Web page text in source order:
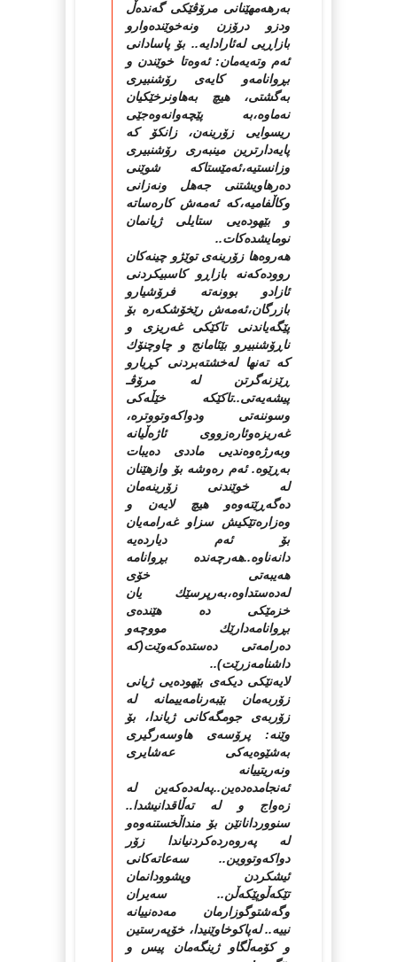
به‌رهه‌مهێنانی مرۆڤێكی گه‌نده‌ڵ
ودزو درۆزن ونه‌خوێنده‌وارو
بازاڕیی له‌ئارادایه‌.. بۆ پاسادانی
ئه‌م وته‌یه‌مان: ئه‌وه‌تا خوێندن و
بڕوانامه‌و كایه‌ی رۆشنبیری
به‌گشتی، هیچ به‌هاونرخێكیان
نه‌ماوه‌،به‌ پێچه‌وانه‌وه‌جێی
ریسوایی زۆرینه‌ن، زانكۆ كه‌
پایه‌دارترین مینبه‌ری رۆشنبیری
وزانستیه‌،ئه‌مێستاكه‌ شوێنی
ده‌رهاویشتنی جه‌هل ونه‌زانی
وكاڵفامیه‌،كه‌ ئه‌مه‌ش كاره‌ساته‌
و بێهوده‌یی ستایلی ژیانمان
نومایشده‌كات..
هه‌روه‌ها زۆرینه‌ی توێژو چینه‌كان
رووده‌كه‌نه‌ بازاڕو كاسبیكردنی
ئازادو بوونه‌ته‌ فرۆشیارو
بازرگان،ئه‌مه‌ش رێخۆشكه‌ره‌ بۆ
پێگه‌یاندنی تاكێكی غه‌ریزی و
ناڕۆشنبیرو بێئامانج و چاوچنۆك
كه‌ ته‌نها له‌خشته‌بردنی كڕیارو
ڕێزنه‌گرتن له‌ مرۆڤـ
پیشه‌یه‌تی..تاكێكه‌ خێڵه‌كی
وسوننه‌تی ودواكه‌وتووتره‌،
غه‌ریزه‌وئاره‌زووی ئاژه‌ڵیانه‌
وبه‌رژه‌وه‌ندیی ماددی ده‌یبات
به‌ڕێوه‌. ئه‌م ره‌وشه‌ بۆ وازهێنان
له‌ خوێندنی زۆرینه‌مان
ده‌گه‌ڕێته‌وه‌و هیچ لایه‌ن و
وه‌زاره‌تێكیش سزاو غه‌رامه‌یان
بۆ ئه‌م دیارده‌یه‌
دانه‌ناوه‌..هه‌رچه‌نده‌ بڕوانامه‌
هه‌یبه‌تی خۆی
له‌ده‌ستداوه‌،به‌رپرسێك یان
خزمێكی ده‌ هێنده‌ی
بڕوانامه‌دارێك مووچه‌و
ده‌رامه‌تی ده‌ستده‌كه‌وێت(كه‌
داشنامه‌زرێت)..
لایه‌نێكی دیكه‌ی بێهوده‌یی ژیانی
زۆربه‌مان بێبه‌رنامه‌ییمانه‌ له‌
زۆربه‌ی جومگه‌كانی ژیاندا، بۆ
وێنه‌: پرۆسه‌ی هاوسه‌رگیری
به‌شێوه‌یه‌كی عه‌شایری
ونه‌ریتییانه‌
ئه‌نجامده‌ده‌ین..په‌له‌ده‌كه‌ین له‌
زه‌واج و له‌ ته‌ڵاقدانیشدا..
سنووردانانێن بۆ منداڵخستنه‌وه‌و
له‌ په‌روه‌رده‌كردنیاندا زۆر
دواكه‌وتووین.. سه‌عاته‌كانی
ئیشكردن وپشوودانمان
تێكه‌ڵوپێكه‌ڵن.. سه‌یران
وگه‌شتوگوزارمان مه‌ده‌نییانه‌
نییه‌.. له‌پاكوخاوێنیدا، خۆپه‌رستین
و كۆمه‌ڵگاو ژینگه‌مان پیس و